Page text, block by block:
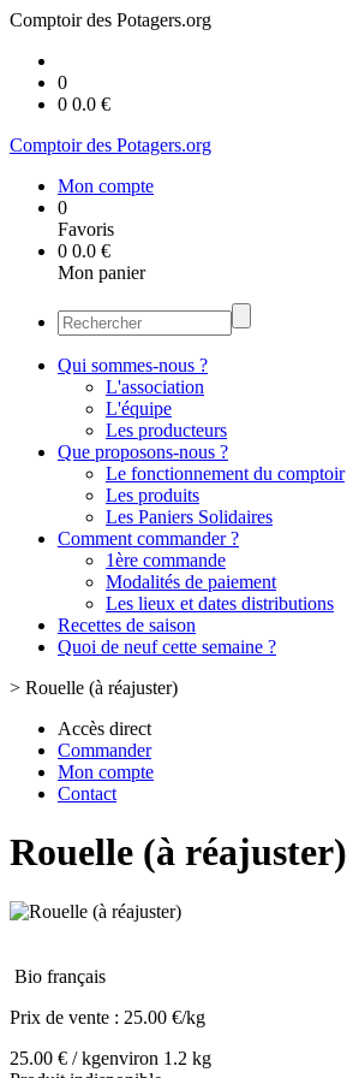
Comptoir des Potagers.org
0
0 0.0 €
Comptoir des Potagers.org
Mon compte
0
Favoris
0 0.0 €
Mon panier
Qui sommes-nous ?
L'association
L'équipe
Les producteurs
Que proposons-nous ?
Le fonctionnement du comptoir
Les produits
Les Paniers Solidaires
Comment commander ?
1ère commande
Modalités de paiement
Les lieux et dates distributions
Recettes de saison
Quoi de neuf cette semaine ?
> Rouelle (à réajuster)
Accès direct
Commander
Mon compte
Contact
Rouelle (à réajuster)
Bio français
Prix de vente : 25.00 €/kg
25.00 € / kgenviron 1.2 kg